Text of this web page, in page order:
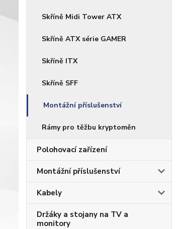
Skříně Midi Tower ATX
Skříně ATX série GAMER
Skříně ITX
Skříně SFF
Montážní příslušenství
Rámy pro těžbu kryptoměn
Polohovací zařízení
Montážní příslušenství
Kabely
Držáky a stojany na TV a
monitory